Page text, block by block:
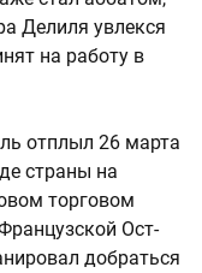
Делиля увлекся
на работу в
отплыл 26 марта
страны на
торговом
Ост-
добраться